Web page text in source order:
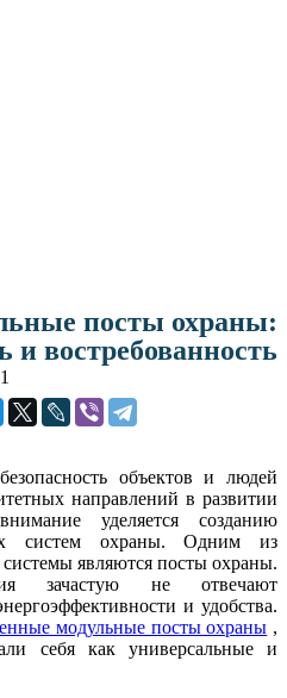
посты охраны:
и востребованность
объектов и людей
направлений в развитии
уделяется созданию
систем охраны. Одним из
являются посты охраны.
зачастую не отвечают
и удобства.
модульные посты охраны ,
себя как универсальные и